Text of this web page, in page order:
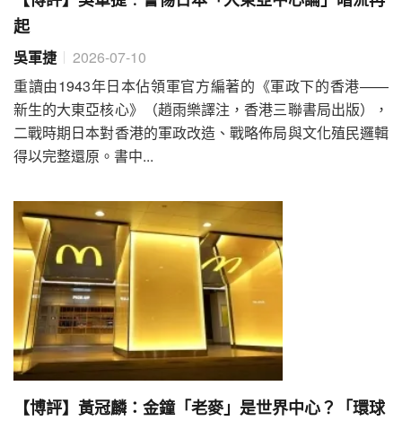
起
吳軍捷
2026-07-10
重讀由1943年日本佔領軍官方編著的《軍政下的香港——
新生的大東亞核心》（趙雨樂譯注，香港三聯書局出版），
二戰時期日本對香港的軍政改造、戰略佈局與文化殖民邏輯
得以完整還原。書中...
【博評】黃冠麟：金鐘「老麥」是世界中心？「環球